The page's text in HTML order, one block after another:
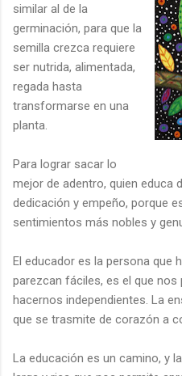
similar al de la
germinación, para que la
semilla crezca requiere
ser nutrida, alimentada,
regada hasta
transformarse en una
planta.
Para lograr sacar lo
mejor de adentro, quien educa
dedicación y empeño, porque
sentimientos más nobles y
El educador es la persona que
parezcan fáciles, es el que
hacernos independientes. La
que se trasmite de corazón a
La educación es un camino, y